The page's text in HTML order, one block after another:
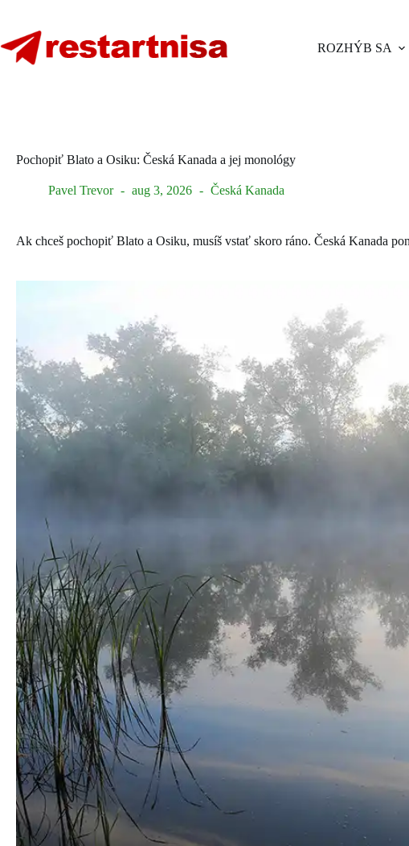
content
ROZHÝB SA
Pochopiť Blato a Osiku: Česká Kanada a jej monológy
Pavel Trevor aug 3, 2026 Česká Kanada
Ak chceš pochopiť Blato a Osiku, musíš vstať skoro ráno. Česká Kanada